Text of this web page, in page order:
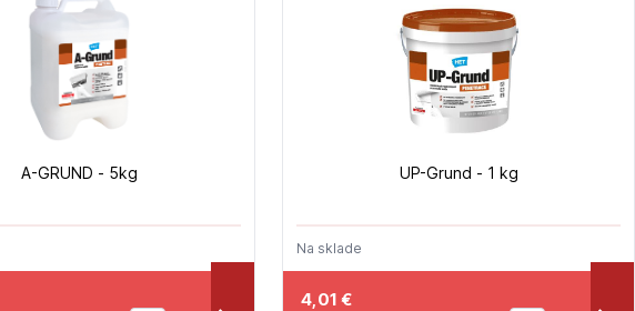
A-GRUND - 5kg UP-Grund - 1 kg
Na sklade
4,01 €